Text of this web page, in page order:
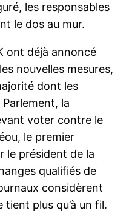
les responsables
le dos au mur.
ont déjà annoncé
nouvelles mesures,
dont les
la
voter contre le
le premier
le président de la
qualifiés de
considèrent
plus qu’à un fil.